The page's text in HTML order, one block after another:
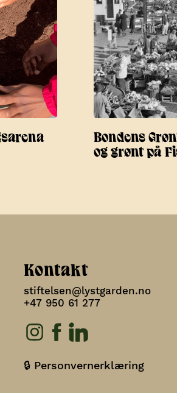
Bondens
og grønt på
Kontakt
stiftelsen@lystgarden.no
+47 950 61 277
🔒 Personvernerklæring